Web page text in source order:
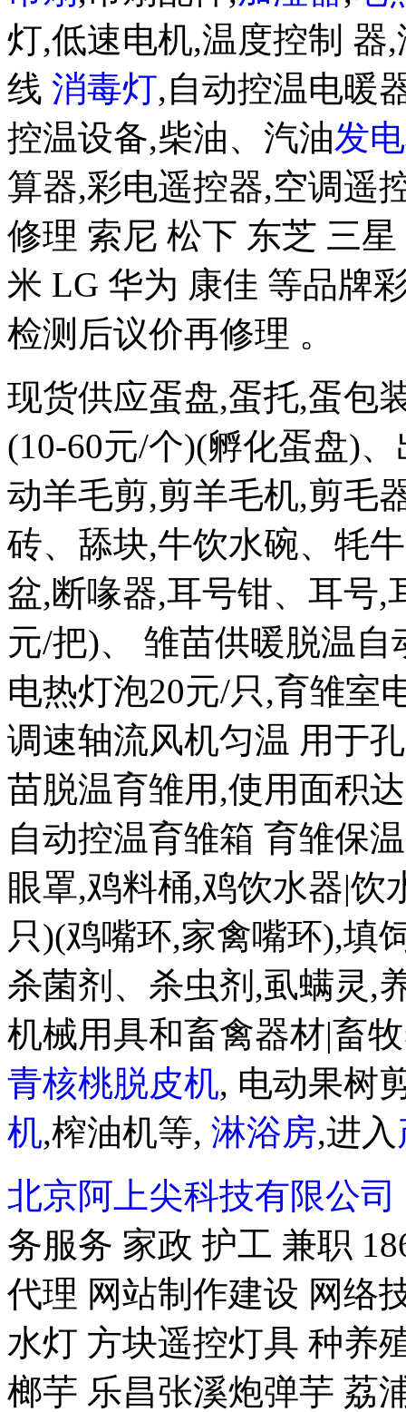
灯,低速电机,温度控制 器
线 消毒灯,自动控温电暖
控温设备,柴油、汽油发
算器,彩电遥控器,空调遥
修理 索尼 松下 东芝 三
米 LG 华为 康佳 等品牌
检测后议价再修理 。
现货供应蛋盘,蛋托,蛋包
(10-60元/个)(孵化蛋盘)
动羊毛剪,剪羊毛机,剪毛
砖、舔块,牛饮水碗、牦
盆,断喙器,耳号钳、耳号,
元/把)、 雏苗供暖脱温
电热灯泡20元/只,育雏室
调速轴流风机匀温 用于
苗脱温育雏用,使用面积
自动控温育雏箱 育雏保
眼罩,鸡料桶,鸡饮水器|饮
只)(鸡嘴环,家禽嘴环),填
杀菌剂、杀虫剂,虱螨灵,
机械用具和畜禽器材|畜
青核桃脱皮机, 电动果树
机,榨油机等, 淋浴房,进入
北京阿上尖科技有限公司
务服务 家政 护工 兼职
代理 网站制作建设 网络
水灯 方块遥控灯具 种养
榔芋 乐昌张溪炮弹芋 荔